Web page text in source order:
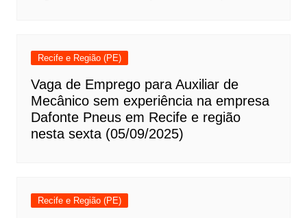
Recife e Região (PE)
Vaga de Emprego para Auxiliar de
Mecânico sem experiência na empresa
Dafonte Pneus em Recife e região
nesta sexta (05/09/2025)
Recife e Região (PE)